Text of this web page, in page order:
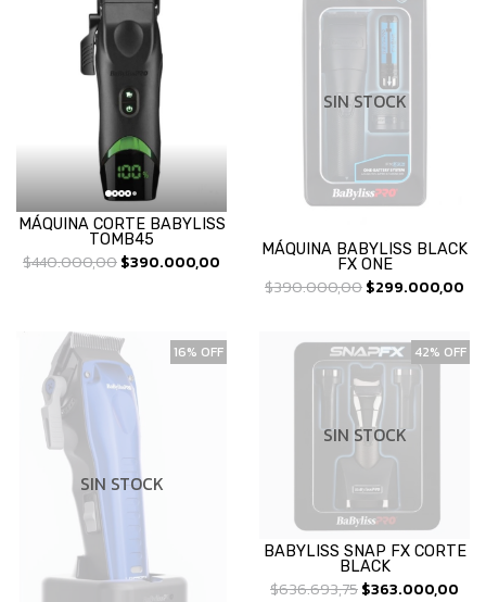
MÁQUINA CORTE BABYLISS
TOMB45
$440.000,00$390.000,00
SIN STOCK
MÁQUINA BABYLISS BLACK
FX ONE
$390.000,00$299.000,00
16% OFF
SIN STOCK
42% OFF
SIN STOCK
BABYLISS SNAP FX CORTE
BLACK
$636.693,75$363.000,00